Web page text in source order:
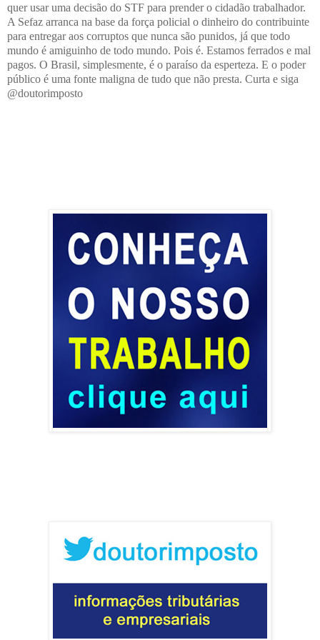
quer usar uma decisão do STF para prender o cidadão trabalhador.
A Sefaz arranca na base da força policial o dinheiro do contribuinte
para entregar aos corruptos que nunca são punidos, já que todo
mundo é amiguinho de todo mundo. Pois é. Estamos ferrados e mal
pagos. O Brasil, simplesmente, é o paraíso da esperteza. E o poder
público é uma fonte maligna de tudo que não presta. Curta e siga
@doutorimposto